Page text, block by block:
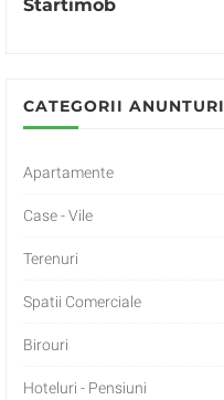
Startimob
CATEGORII ANUNTURI
Apartamente
Case - Vile
Terenuri
Spatii Comerciale
Birouri
Hoteluri - Pensiuni